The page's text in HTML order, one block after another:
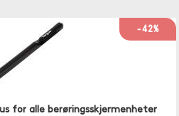
-42%
for alle berøringsskjermenheter